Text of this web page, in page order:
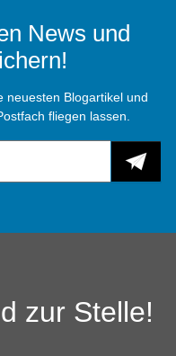
News und
neuesten Blogartikel und
fliegen lassen.
zur Stelle!